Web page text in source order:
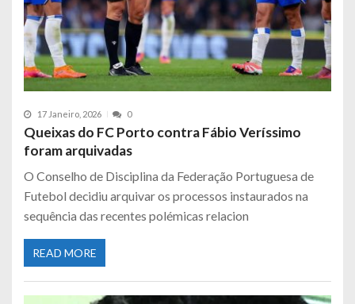
17 Janeiro, 2026 0
Queixas do FC Porto contra Fábio Veríssimo
foram arquivadas
O Conselho de Disciplina da Federação Portuguesa de
Futebol decidiu arquivar os processos instaurados na
sequência das recentes polémicas relacion
READ MORE